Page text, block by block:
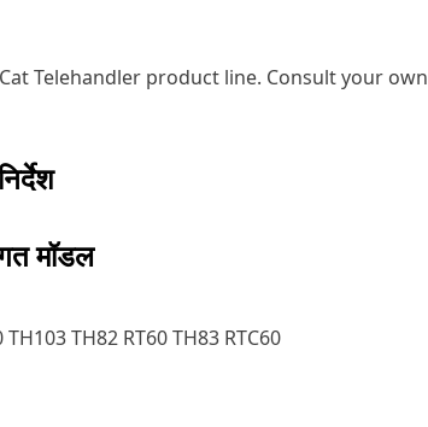
Telehandler product line. Consult your
मॉडल
TH82 RT60 TH83 RTC60